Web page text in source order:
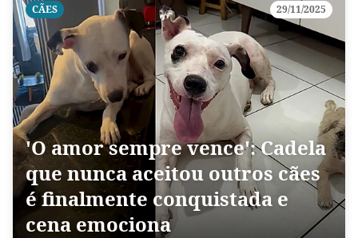
CÃES 29/11/2025
'O amor sempre vence': Cadela
que nunca aceitou outros cães
é finalmente conquistada e
cena emociona